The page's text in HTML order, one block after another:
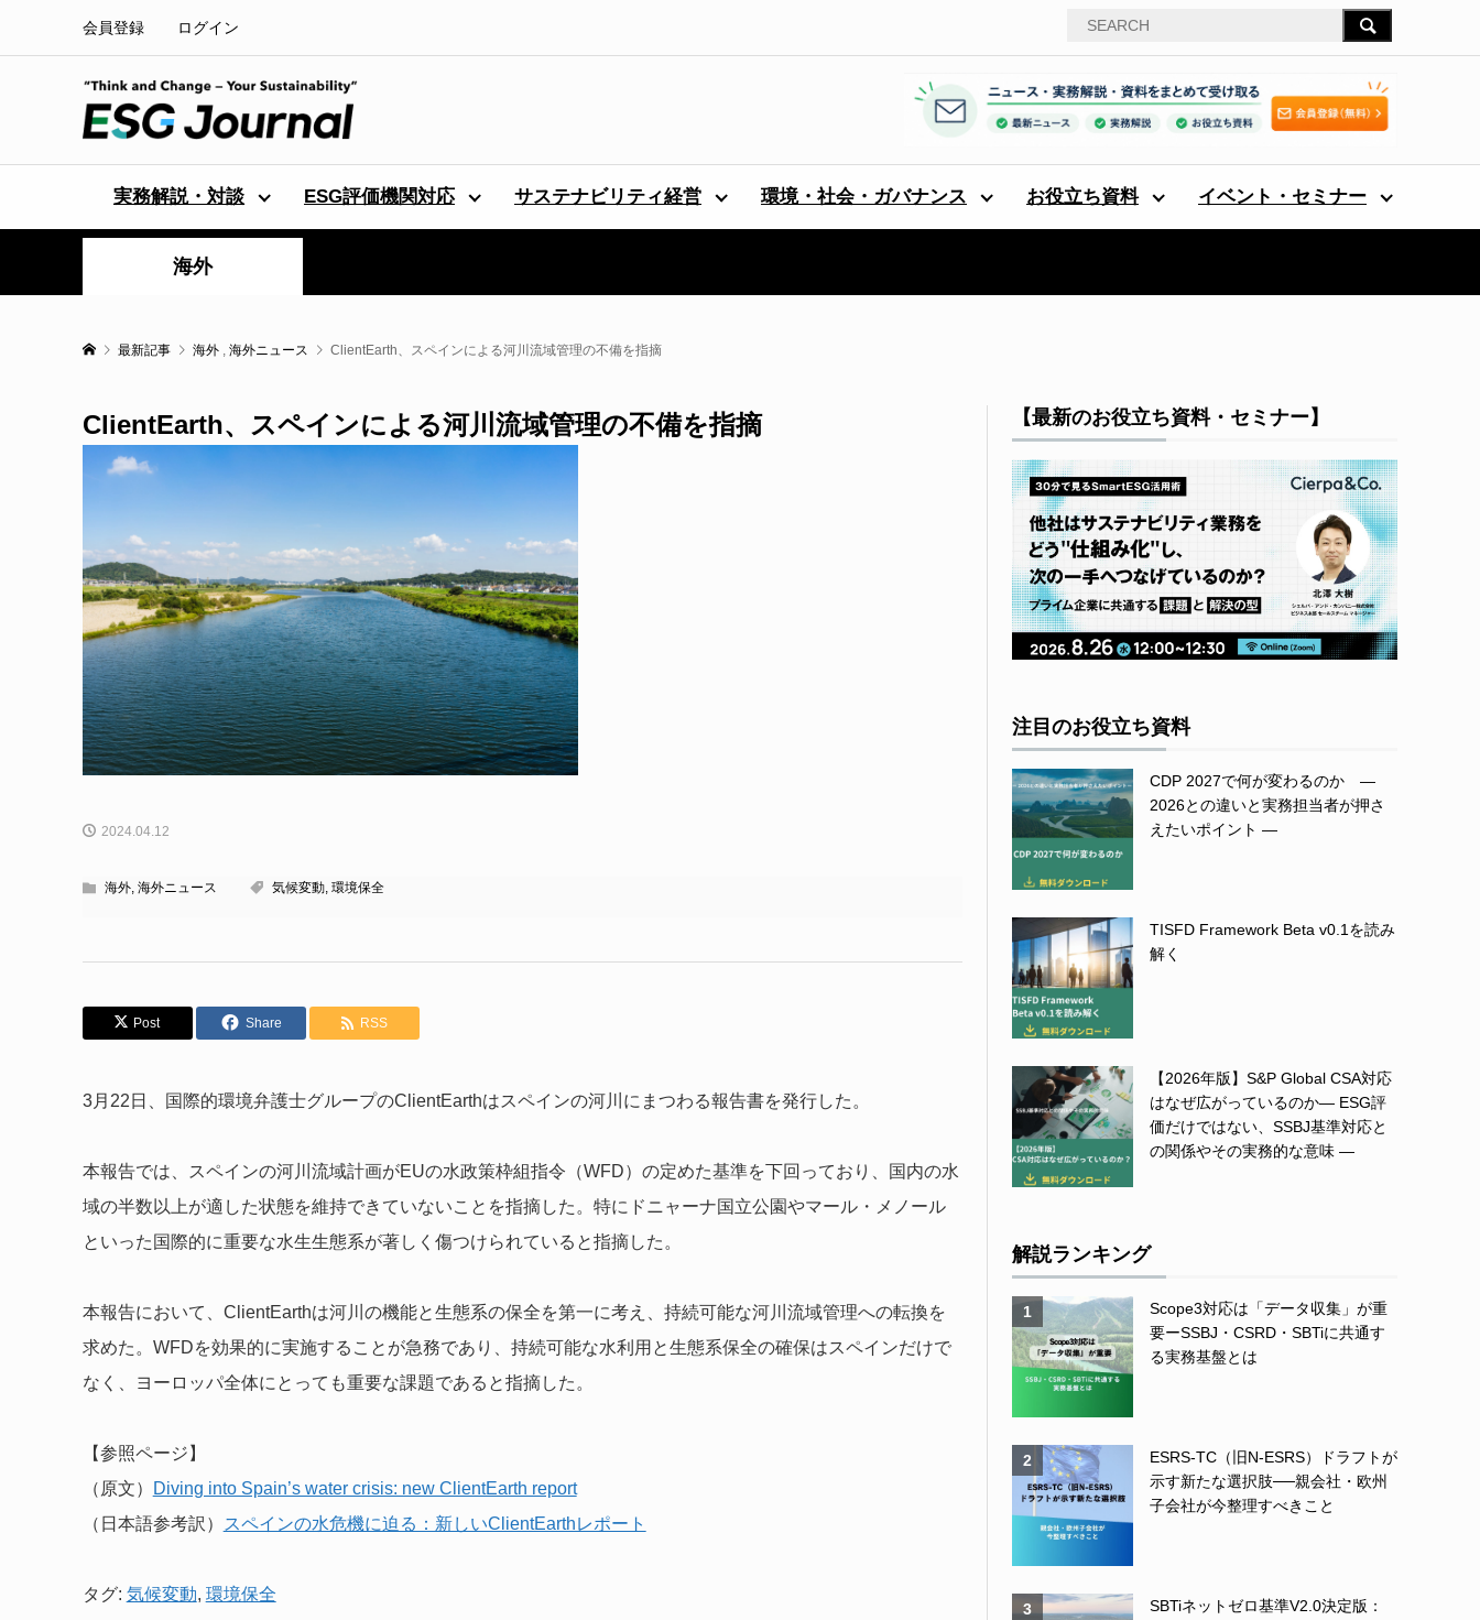
会員登録 ログイン
実務解説・対談 ESG評価機関対応 サステナビリティ経営 環境・社会・ガバナンス お役立ち資料 イベント・セミナー
海外
最新記事 海外 , 海外ニュース ClientEarth、スペインによる河川流域管理の不備を指摘
ClientEarth、スペインによる河川流域管理の不備を指摘
2024.04.12
海外, 海外ニュース 気候変動, 環境保全
Post Share RSS
3月22日、国際的環境弁護士グループのClientEarthはスペインの河川にまつわる報告書を発行した。
本報告では、スペインの河川流域計画がEUの水政策枠組指令（WFD）の定めた基準を下回っており、国内の水
域の半数以上が適した状態を維持できていないことを指摘した。特にドニャーナ国立公園やマール・メノール
といった国際的に重要な水生生態系が著しく傷つけられていると指摘した。
本報告において、ClientEarthは河川の機能と生態系の保全を第一に考え、持続可能な河川流域管理への転換を
求めた。WFDを効果的に実施することが急務であり、持続可能な水利用と生態系保全の確保はスペインだけで
なく、ヨーロッパ全体にとっても重要な課題であると指摘した。
【参照ページ】
（原文）
Diving into Spain’s water crisis: new ClientEarth report
（日本語参考訳）
スペインの水危機に迫る：新しいClientEarthレポート
タグ: 気候変動, 環境保全
【最新のお役立ち資料・セミナー】
注目のお役立ち資料
CDP 2027で何が変わるのか ―
2026との違いと実務担当者が押さ
えたいポイント ―
TISFD Framework Beta v0.1を読み
解く
【2026年版】S&P Global CSA対応
はなぜ広がっているのか― ESG評
価だけではない、SSBJ基準対応と
の関係やその実務的な意味 ―
解説ランキング
1
Scope3対応は「データ収集」が重
要ーSSBJ・CSRD・SBTiに共通す
る実務基盤とは
2
ESRS-TC（旧N-ESRS）ドラフトが
示す新たな選択肢──親会社・欧州
子会社が今整理すべきこと
3
SBTiネットゼロ基準V2.0決定版：